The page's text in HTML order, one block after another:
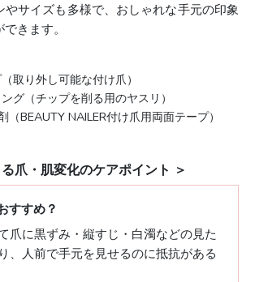
やサイズも多様で、おしゃれな手元の印象
きます。
取り外し可能な付け爪）
グ（チップを削る用のヤスリ）
（BEAUTY NAILER付け爪用両面テープ）
爪・肌変化のケアポイント ＞
すすめ？
爪に黒ずみ・縦すじ・白濁などの見た
、人前で手元を見せるのに抵抗がある